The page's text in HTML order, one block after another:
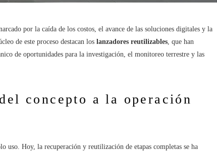
por la caída de los costos, el avance de las soluciones digitales y la
de este proceso destacan los lanzadores reutilizables , que han
de oportunidades para la investigación, el monitoreo terrestre y las
concepto a la operación
uso. Hoy, la recuperación y reutilización de etapas completas se ha